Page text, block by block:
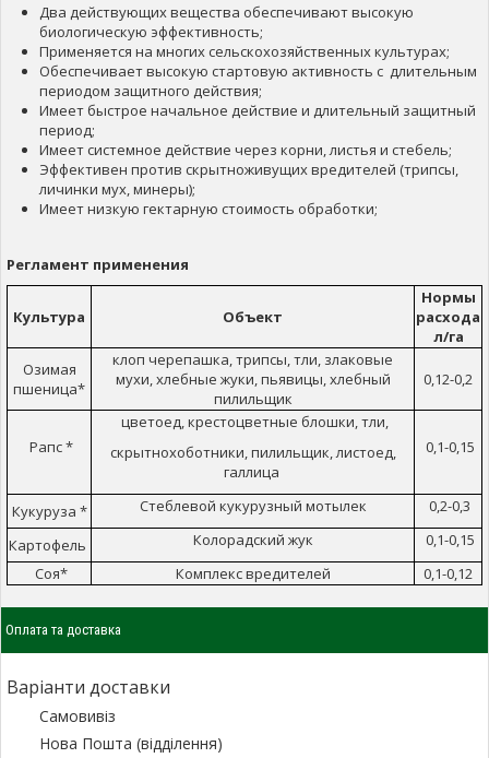
Два действующих вещества обеспечивают высокую
биологическую эффективность;
Применяется на многих сельскохозяйственных культурах;
Обеспечивает высокую стартовую активность с длительным
периодом защитного действия;
Имеет быстрое начальное действие и длительный защитный
период;
Имеет системное действие через корни, листья и стебель;
Эффективен против скрытноживущих вредителей (трипсы,
личинки мух, минеры);
Имеет низкую гектарную стоимость обработки;
Регламент применения
Культура Объект
Нормы
расхода
л/га
Озимая
пшеница*
клоп черепашка, трипсы, тли, злаковые
мухи, хлебные жуки, пьявицы, хлебный
пилильщик
0,12-0,2
Рапс *
цветоед, крестоцветные блошки, тли,
скрытнохоботники, пилильщик, листоед,
галлица
0,1-0,15
Кукуруза * Стеблевой кукурузный мотылек
0,2-0,3
Картофель
Колорадский жук
0,1-0,15
Cоя*
Комплекс вредителей 0,1-0,12
Оплата та доставка
Варіанти доставки
Самовивіз
Нова Пошта (відділення)